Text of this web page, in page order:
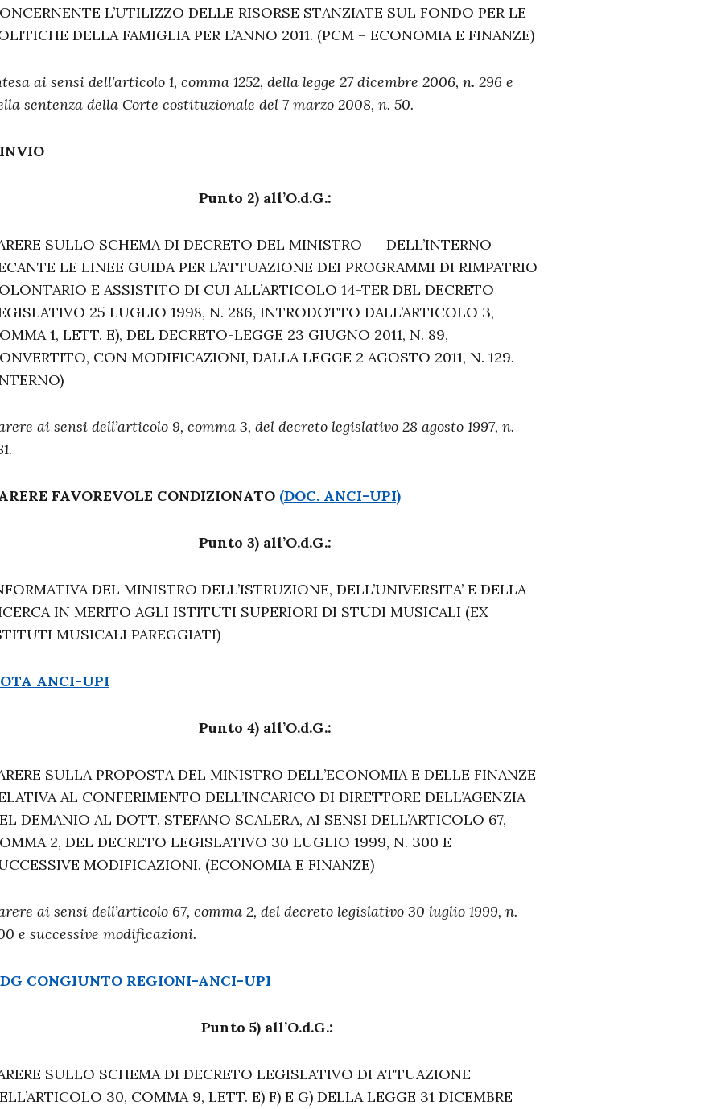
L’UTILIZZO DELLE RISORSE STANZIATE SUL FONDO PER LE
DELLA FAMIGLIA PER L’ANNO 2011. (PCM – ECONOMIA E FINANZE)
ai sensi dell’articolo 1, comma 1252, della legge 27 dicembre 2006, n. 296 e
sentenza della Corte costituzionale del 7 marzo 2008, n. 50.
Punto 2) all’O.d.G.:
SULLO SCHEMA DI DECRETO DEL MINISTRO DELL’INTERNO
LE LINEE GUIDA PER L’ATTUAZIONE DEI PROGRAMMI DI RIMPATRIO
E ASSISTITO DI CUI ALL’ARTICOLO 14-TER DEL DECRETO
25 LUGLIO 1998, N. 286, INTRODOTTO DALL’ARTICOLO 3,
1, LETT. E), DEL DECRETO-LEGGE 23 GIUGNO 2011, N. 89,
CON MODIFICAZIONI, DALLA LEGGE 2 AGOSTO 2011, N. 129.
ai sensi dell’articolo 9, comma 3, del decreto legislativo 28 agosto 1997, n.
FAVOREVOLE CONDIZIONATO (DOC. ANCI-UPI)
Punto 3) all’O.d.G.:
DEL MINISTRO DELL’ISTRUZIONE, DELL’UNIVERSITA’ E DELLA
IN MERITO AGLI ISTITUTI SUPERIORI DI STUDI MUSICALI (EX
MUSICALI PAREGGIATI)
ANCI-UPI
Punto 4) all’O.d.G.:
SULLA PROPOSTA DEL MINISTRO DELL’ECONOMIA E DELLE FINANZE
AL CONFERIMENTO DELL’INCARICO DI DIRETTORE DELL’AGENZIA
DEMANIO AL DOTT. STEFANO SCALERA, AI SENSI DELL’ARTICOLO 67,
2, DEL DECRETO LEGISLATIVO 30 LUGLIO 1999, N. 300 E
MODIFICAZIONI. (ECONOMIA E FINANZE)
ai sensi dell’articolo 67, comma 2, del decreto legislativo 30 luglio 1999, n.
e successive modificazioni.
CONGIUNTO REGIONI-ANCI-UPI
Punto 5) all’O.d.G.:
SULLO SCHEMA DI DECRETO LEGISLATIVO DI ATTUAZIONE
30, COMMA 9, LETT. E) F) E G) DELLA LEGGE 31 DICEMBRE